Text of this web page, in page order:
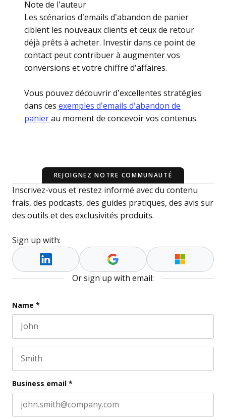
Note de l’auteur
Les scénarios d’emails d’abandon de panier
ciblent les nouveaux clients et ceux de retour
déjà prêts à acheter. Investir dans ce point de
contact peut contribuer à augmenter vos
conversions et votre chiffre d’affaires.
Vous pouvez découvrir d’excellentes stratégies
dans ces exemples d’emails d’abandon de
panier au moment de concevoir vos contenus.
REJOIGNEZ NOTRE COMMUNAUTÉ
Inscrivez-vous et restez informé avec du contenu
frais, des podcasts, des guides pratiques, des avis sur
des outils et des exclusivités produits.
Sign up with:
Or sign up with email:
Company
This field is for validation purposes and should be
Name *
Business email *